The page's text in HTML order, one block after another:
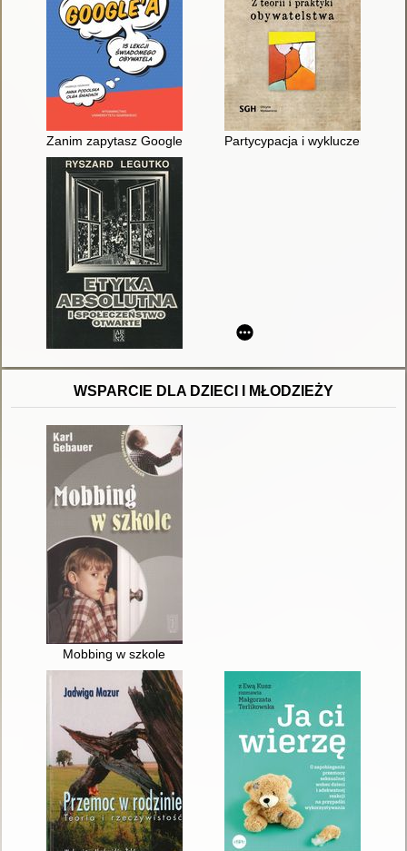
Zanim zapytasz Google'a : 15 lekcji świadomego obywatela
Partycypacja i wykluczenie : z
WSPARCIE DLA DZIECI I MŁODZIEŻY
Mobbing w szkole